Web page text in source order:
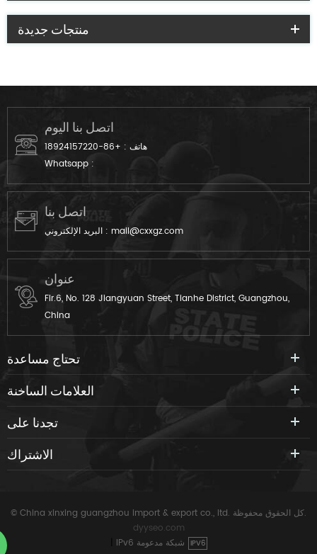
منتجات جديدة
اتصل بنا اليوم
هاتف : +86-18924157220
Whatsapp :
اتصل بنا
البريد الإلكتروني : mail@cxxgz.com
عنوان
Flr.6, No. 128 Jiangyuan Street, Tianhe District, Guangzhou,
China
تحتاج مساعدة
العلامات الساخنة
تجدنا على
الاشتراك
© China xinxing guangzhou import & export co., ltd. كل الحقوق محفوظة.
dyyseo.com
IPv6 شبكة مدعومة IPV6